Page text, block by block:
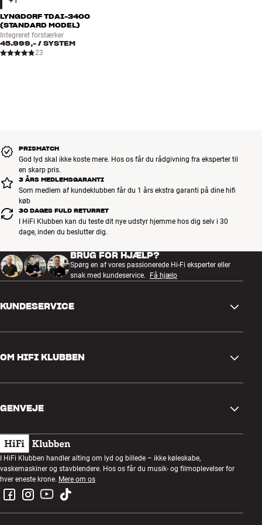
LYNGDORF TDAI-3400
(STANDARD MODEL)
Integreret forstærker
45.999,- / SYSTEM
23
PRISMATCH
God lyd skal ikke koste mere. Hos os får du rådgivning fra eksperter til
en skarp pris.
3 ÅRS MEDLEMSGARANTI
Som medlem af kundeklubben får du 1 års ekstra garanti på dine hifi
køb
30 DAGES FULD RETURRET
I HiFi Klubben kan du teste dit nye udstyr hjemme hos dig selv i 30
dage, inden du beslutter dig.
BRUG FOR HJÆLP?
Spørg en af vores passionerede Hi-Fi eksperter eller
snak med kundeservice.
Få hjælp
KUNDESERVICE
Retur og reklamation
Fortryd ordre
Handelsbetingelser
Privatlivspolitik
OM HIFI KLUBBEN
Kundeklub
Lytteaften
Konkurrencer
Job i HiFi Klubben
GENVEJE
Gavekort
Byg med lyd
Montering og installation
I HiFi Klubben handler alting om lyd og billede – ikke køleskabe,
vaskemaskiner og stavblendere. Hos os får du musik- og filmoplevelser for
hver eneste krone. Mere om os